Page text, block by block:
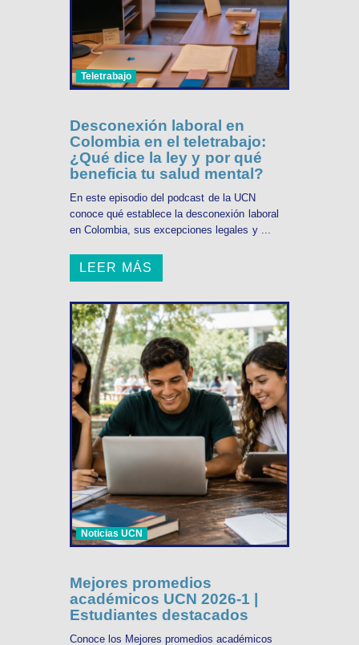
Teletrabajo
Desconexión laboral en
Colombia en el teletrabajo:
¿Qué dice la ley y por qué
beneficia tu salud mental?
En este episodio del podcast de la UCN
conoce qué establece la desconexión laboral
en Colombia, sus excepciones legales y ...
LEER MÁS
Noticias UCN
Mejores promedios
académicos UCN 2026-1 |
Estudiantes destacados
Conoce los Mejores promedios académicos